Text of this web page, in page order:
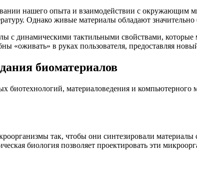
нашего опыта и взаимодействии с
Однако живые материалы обладают
с динамическими тактильными свойствами,
«оживать» в руках пользователя, предоставляя
биоматериалов
биотехнологий, материаловедения и
так, чтобы они синтезировали
биология позволяет проектировать эти